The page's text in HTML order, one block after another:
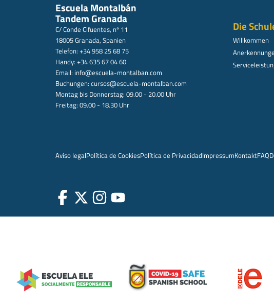
Escuela Montalbán
Tandem Granada
C/ Conde Cifuentes, nº 11
18005 Granada, Spanien
Telefon: +34 958 25 68 75
Handy: +34 635 67 04 60
Email: info@escuela-montalban.com
Buchungen: cursos@escuela-montalban.com
Montag bis Donnerstag: 09.00 - 20.00 Uhr
Freitag: 09.00 - 18.30 Uhr
Die
Willkommen
Aviso legalPolítica de CookiesPolítica de PrivacidadImpressumKontaktFAQ